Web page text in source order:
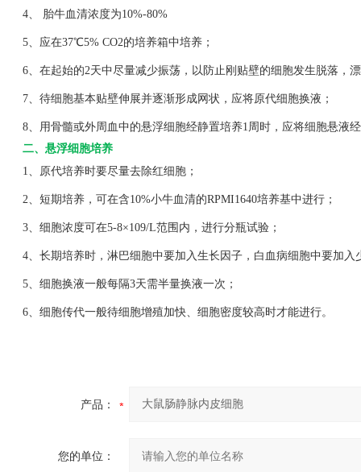
4、 胎牛血清浓度为10%-80%
5、应在37℃5% CO2的培养箱中培养；
6、在起始的2天中尽量减少振荡，以防止刚贴壁的细胞发生脱落，
7、待细胞基本贴壁伸展并逐渐形成网状，应将原代细胞换液；
8、用骨髓或外周血中的悬浮细胞经静置培养1周时，应将细胞悬液
二、悬浮细胞培养
1、原代培养时要尽量去除红细胞；
2、短期培养，可在含10%小牛血清的RPMI1640培养基中进行；
3、细胞浓度可在5-8×109/L范围内，进行分瓶试验；
4、长期培养时，淋巴细胞中要加入生长因子，白血病细胞中要加入
5、细胞换液一般每隔3天需半量换液一次；
6、细胞传代一般待细胞增殖加快、细胞密度较高时才能进行。
产品：
您的单位：